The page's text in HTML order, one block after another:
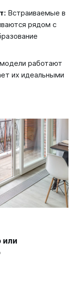
Встраиваемые в
рядом с
работают
их идеальными
или